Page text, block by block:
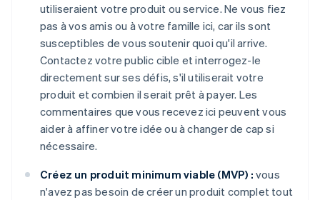
utiliseraient votre produit ou service. Ne vous fiez
pas à vos amis ou à votre famille ici, car ils sont
susceptibles de vous soutenir quoi qu'il arrive.
Contactez votre public cible et interrogez-le
directement sur ses défis, s'il utiliserait votre
produit et combien il serait prêt à payer. Les
commentaires que vous recevez ici peuvent vous
aider à affiner votre idée ou à changer de cap si
nécessaire.
Créez un produit minimum viable (MVP) : vous
n'avez pas besoin de créer un produit complet tout